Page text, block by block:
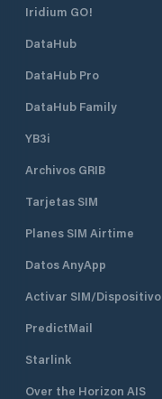
Iridium GO!
DataHub
DataHub Pro
DataHub Family
YB3i
Archivos GRIB
Tarjetas SIM
Planes SIM Airtime
Datos AnyApp
Activar SIM/Dispositivo
PredictMail
Starlink
Over the Horizon AIS